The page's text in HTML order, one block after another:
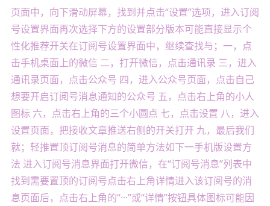
页面中，向下滑动屏幕，找到并点击“设置”选项，进入订阅
号设置界面再次选择下方的设置部分版本可能直接显示个
性化推荐开关在订阅号设置界面中，继续查找与；一，点
击手机桌面上的微信 二，打开微信，点击通讯录 三，进入
通讯录页面，点击公众号 四，进入公众号页面，点击自己
想要开启订阅号消息通知的公众号 五，点击右上角的小人
图标 六，点击右上角的三个小圆点 七，点击设置 八，进入
设置页面，把接收文章推送右侧的开关打开 九，最后我们
就；轻推置顶订阅号消息的简单方法如下一手机版设置方
法 进入订阅号消息界面打开微信，在“订阅号消息”列表中
找到需要置顶的订阅号点击右上角详情进入该订阅号的消
息页面后，点击右上角的“···”或“详情”按钮具体图标可能因